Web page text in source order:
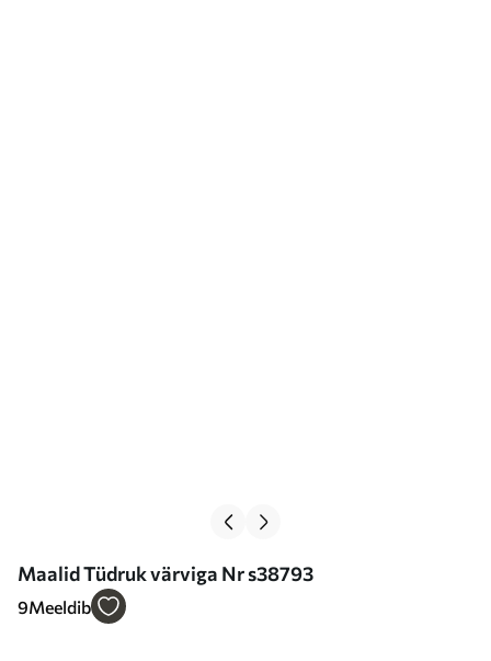
Maalid Tüdruk värviga Nr s38793
9Meeldib